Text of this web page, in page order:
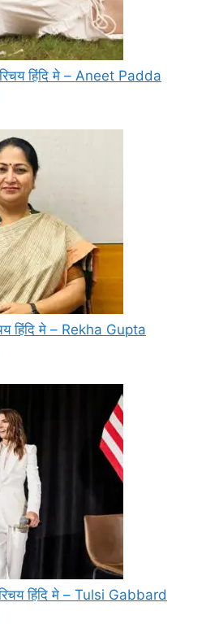
हिंदि मे – Aneet Padda
हिंदि मे – Rekha Gupta
हिंदि मे – Tulsi Gabbard